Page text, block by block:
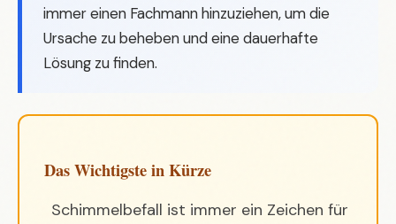
immer einen Fachmann hinzuziehen, um die
Ursache zu beheben und eine dauerhafte
Lösung zu finden.
Das Wichtigste in Kürze
Schimmelbefall ist immer ein Zeichen für